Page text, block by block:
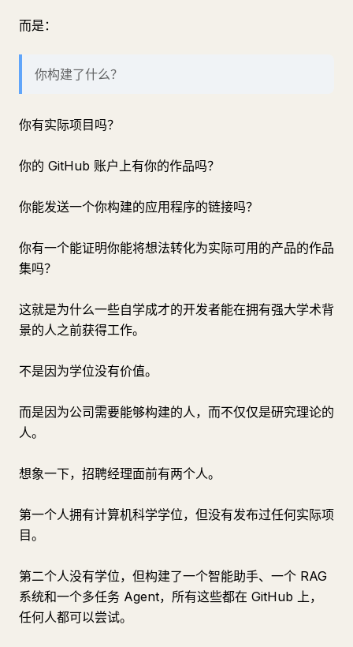
而是：
你构建了什么？
你有实际项目吗？
你的 GitHub 账户上有你的作品吗？
你能发送一个你构建的应用程序的链接吗？
你有一个能证明你能将想法转化为实际可用的产品的作品
集吗？
这就是为什么一些自学成才的开发者能在拥有强大学术背
景的人之前获得工作。
不是因为学位没有价值。
而是因为公司需要能够构建的人，而不仅仅是研究理论的
人。
想象一下，招聘经理面前有两个人。
第一个人拥有计算机科学学位，但没有发布过任何实际项
目。
第二个人没有学位，但构建了一个智能助手、一个 RAG
系统和一个多任务 Agent，所有这些都在 GitHub 上，
任何人都可以尝试。